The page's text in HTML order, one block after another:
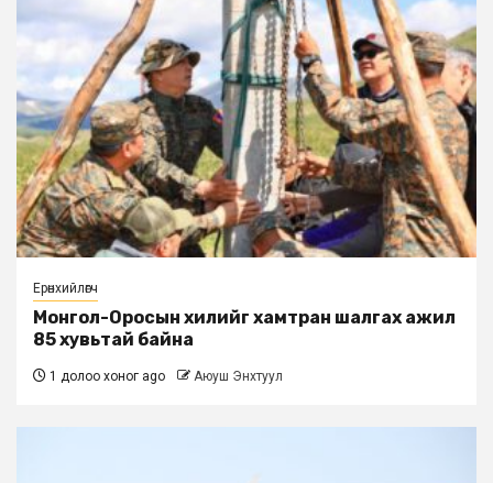
Ерөнхийлөгч
Монгол-Оросын хилийг хамтран шалгах ажил
85 хувьтай байна
1 долоо хоног ago Аюуш Энхтуул